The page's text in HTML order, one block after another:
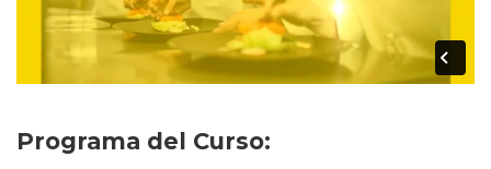
Programa del Curso: